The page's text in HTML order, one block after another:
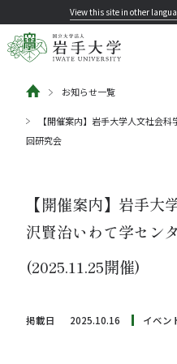
View this site in other
お知らせ一覧
【開催案内】岩手大学人文社会
回研究会
【開催案内】岩手大
沢賢治いわて学セン
(2025.11.25開催)
掲載日 2025.10.16 イベン